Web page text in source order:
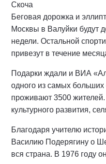
Скоча
Беговая дорожка и
Москвы в Валуйки будут
недели. Остальной
привезут в течение
Подарки ждали и ВИА
одного из самых
проживают 3500
культурного развития,
Благодаря учителю
Василию Подерягину о
вся страна. В 1976 году